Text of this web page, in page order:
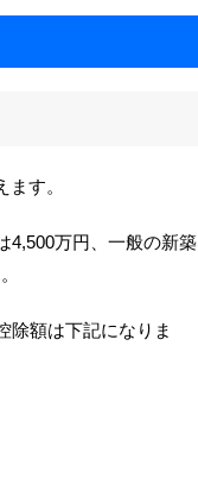
す。
4,500万円、一般の新築
除額は下記になりま